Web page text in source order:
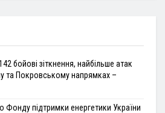
бойові зіткнення, найбільше атак
та Покровському напрямках –
Фонду підтримки енергетики України